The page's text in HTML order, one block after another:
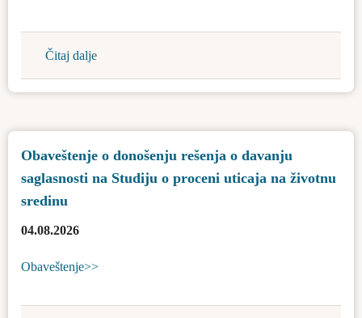
Čitaj dalje
Apel
za
vode
za
Obaveštenje o donošenju rešenja o davanju
saglasnosti na Studiju o proceni uticaja na životnu
sredinu
04.08.2026
Obaveštenje>>